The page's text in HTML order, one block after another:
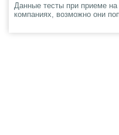
Данные тесты при приеме на
компаниях, возможно они